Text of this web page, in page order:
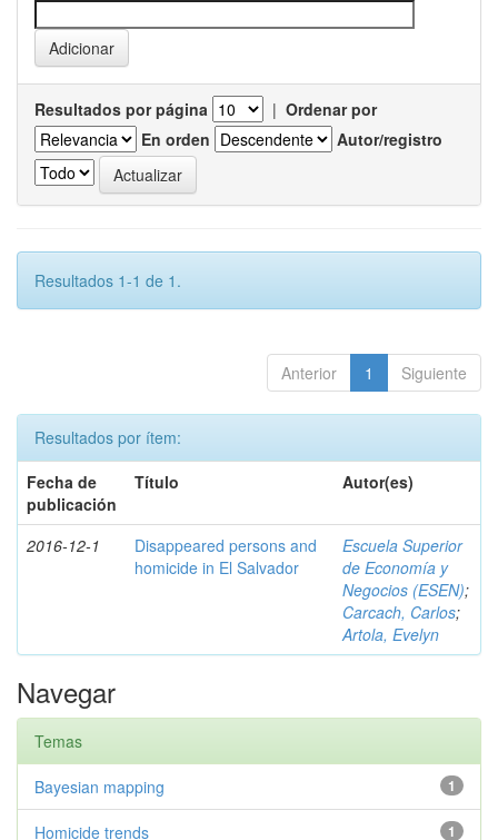
Resultados por página | Ordenar por
En orden
Autor/registro
Resultados 1-1 de 1.
Anterior 1 Siguiente
Resultados por ítem:
Fecha de
publicación
Título Autor(es)
2016-12-1
Disappeared persons and
homicide in El Salvador
Escuela Superior
de Economía y
Negocios (ESEN);
Carcach, Carlos;
Artola, Evelyn
Navegar
Temas
1
Bayesian mapping
1
Homicide trends